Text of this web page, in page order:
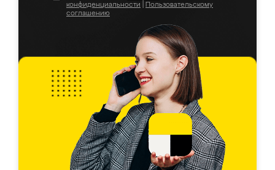
конфиденциальности
Пользовательскому
соглашению